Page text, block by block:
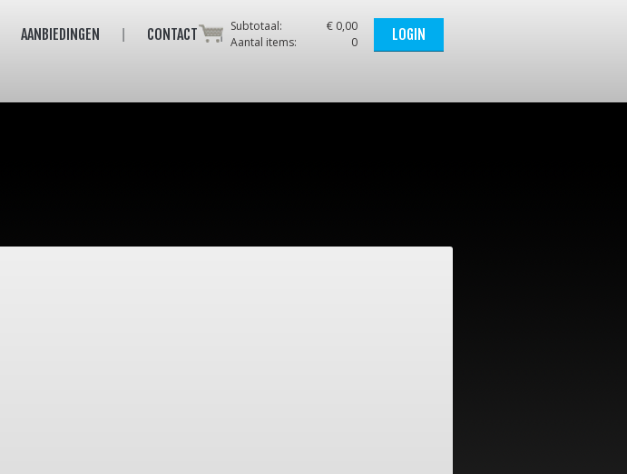
AANBIEDINGEN
CONTACT
Subtotaal:
€ 0,00
Aantal items:
0 LOGIN